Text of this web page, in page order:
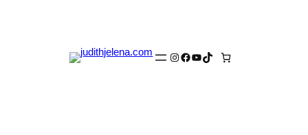
Instagram
Facebook
YouTube
TikTok